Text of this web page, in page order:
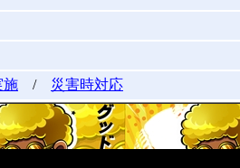
施 / 災害時対応